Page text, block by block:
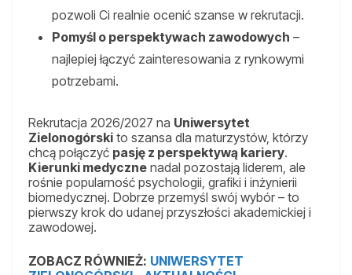
pozwoli Ci realnie ocenić szanse w rekrutacji.
Pomyśl o perspektywach zawodowych –
najlepiej łączyć zainteresowania z rynkowymi
potrzebami.
Rekrutacja 2026/2027 na Uniwersytet
Zielonogórski to szansa dla maturzystów, którzy
chcą połączyć pasję z perspektywą kariery.
Kierunki medyczne nadal pozostają liderem, ale
rośnie popularność psychologii, grafiki i inżynierii
biomedycznej. Dobrze przemyśl swój wybór – to
pierwszy krok do udanej przyszłości akademickiej i
zawodowej.
ZOBACZ RÓWNIEŻ: UNIWERSYTET